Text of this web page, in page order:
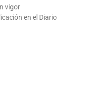
vigor
en el Diario